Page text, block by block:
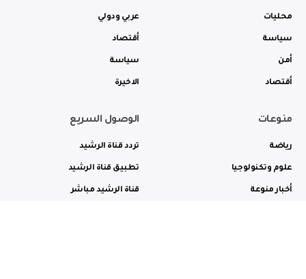
محليات
سياسة
أمن
أقتصاد
عربي ودولي
أقتصاد
سياسة
الاخيرة
منوعات
رياضة
علوم وتكنولوجيا
أخبار منوعة
الوصول السريع
تردد قناة الرشيد
تطبيق قناة الرشيد
قناة الرشيد مباشر